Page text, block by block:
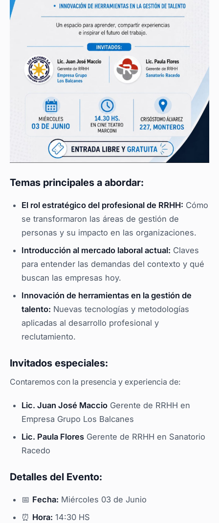
Temas principales a abordar:
El rol estratégico del profesional de RRHH: Cómo
se transformaron las áreas de gestión de
personas y su impacto en las organizaciones.
Introducción al mercado laboral actual: Claves
para entender las demandas del contexto y qué
buscan las empresas hoy.
Innovación de herramientas en la gestión de
talento: Nuevas tecnologías y metodologías
aplicadas al desarrollo profesional y
reclutamiento.
Invitados especiales:
Contaremos con la presencia y experiencia de:
Lic. Juan José Maccio Gerente de RRHH en
Empresa Grupo Los Balcanes
Lic. Paula Flores Gerente de RRHH en Sanatorio
Racedo
Detalles del Evento:
📅 Fecha: Miércoles 03 de Junio
⏰ Hora: 14:30 HS